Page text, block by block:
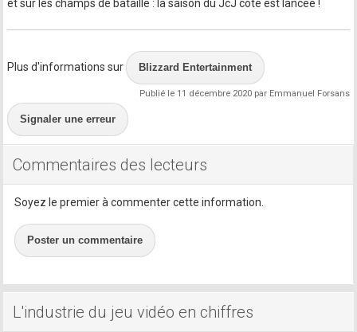
et sur les champs de bataille : la saison du JcJ coté est lancée !
Plus d'informations sur Blizzard Entertainment
Publié le 11 décembre 2020 par Emmanuel Forsans
Signaler une erreur
Commentaires des lecteurs
Soyez le premier à commenter cette information.
Poster un commentaire
L'industrie du jeu vidéo en chiffres